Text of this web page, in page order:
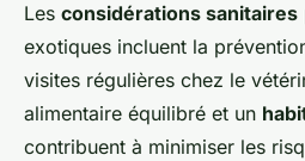
Les considérations sanitaires
exotiques incluent la
visites régulières chez le
alimentaire équilibré et un
contribuent à minimiser les